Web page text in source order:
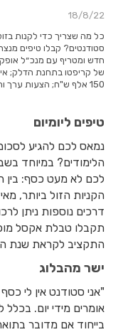
18/8/22
כל מה שצריך כדי לקנות
סטודנטים? קבלו טיפים
חדש ומטריף עם מנכ״ל
של קריפטו בתחנת הדלק;
150 אלף ש"ח; הצעות ערך והטבות שכנראה שלא תקבלו במקום אחר
טיפים ליומיום
נמאס לכם להגיע
הלימודים? במיוחד
לכם לא מעט כסף: בין
הקניות הזול ביותר,
דרכים נוספות ניתן
תקבלו טבלת אקסל
התקציב לקראת שנת
ישר מהבלוג
"אני סטודנט אין לי
אומרים מידי יום.
בייחוד אם מדובר